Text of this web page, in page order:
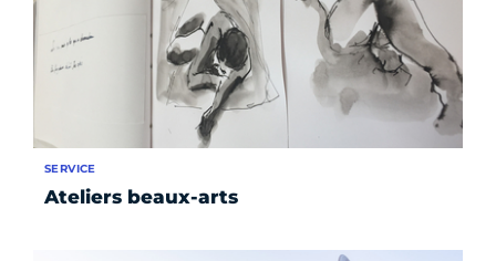
Ateliers beaux-arts
SERVICE